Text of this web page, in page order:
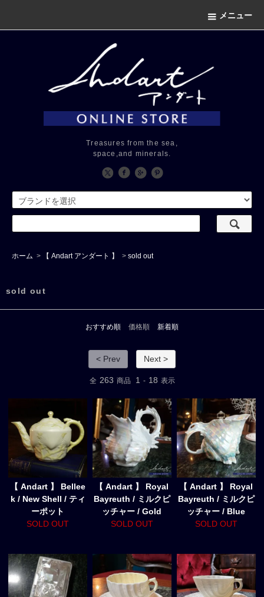
メニュー
Treasures from the sea,
space,and minerals.
ホーム > 【 Andart アンダート 】 > sold out
sold out
おすすめ順 価格順 新着順
< Prev Next >
全 263 商品 1 - 18 表示
【 Andart 】 Bellee
k / New Shell / ティ
ーポット
SOLD OUT
【 Andart 】 Royal
Bayreuth / ミルクピ
ッチャー / Gold
SOLD OUT
【 Andart 】 Royal
Bayreuth / ミルクピ
ッチャー / Blue
SOLD OUT